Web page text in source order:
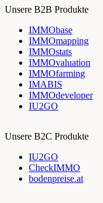
Unsere B2B Produkte
IMMObase
IMMOmapping
IMMOstats
IMMOvaluation
IMMOfarming
IMABIS
IMMOdeveloper
IU2GO
Unsere B2C Produkte
IU2GO
CheckIMMO
bodenpreise.at